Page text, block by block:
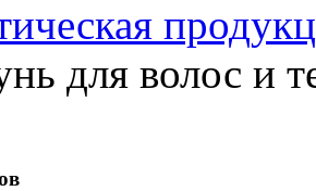
для волос и